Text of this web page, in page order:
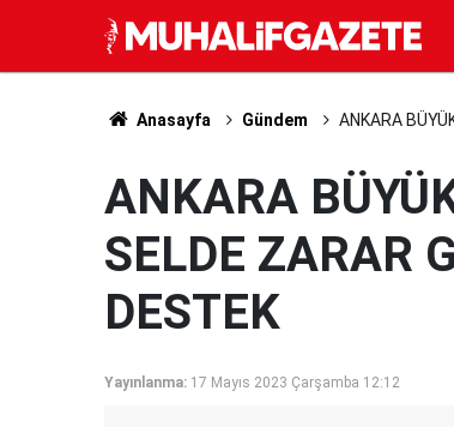
Anasayfa Gündem ANKARA
ANKARA
SELDE ZARAR
DESTEK
Yayınlanma: 17 Mayıs 2023 Çarşamba 12:12